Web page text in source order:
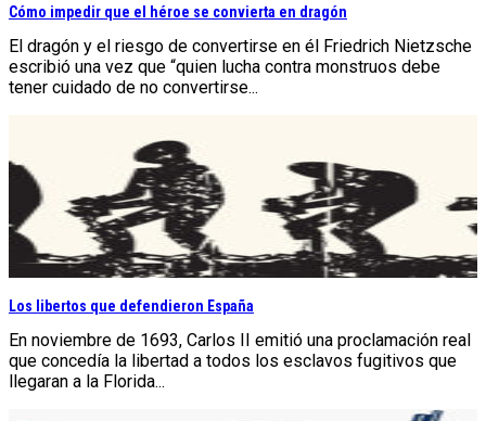
Cómo impedir que el héroe se convierta en dragón
El dragón y el riesgo de convertirse en él Friedrich Nietzsche
escribió una vez que “quien lucha contra monstruos debe
tener cuidado de no convertirse...
Los libertos que defendieron España
En noviembre de 1693, Carlos II emitió una proclamación real
que concedía la libertad a todos los esclavos fugitivos que
llegaran a la Florida...